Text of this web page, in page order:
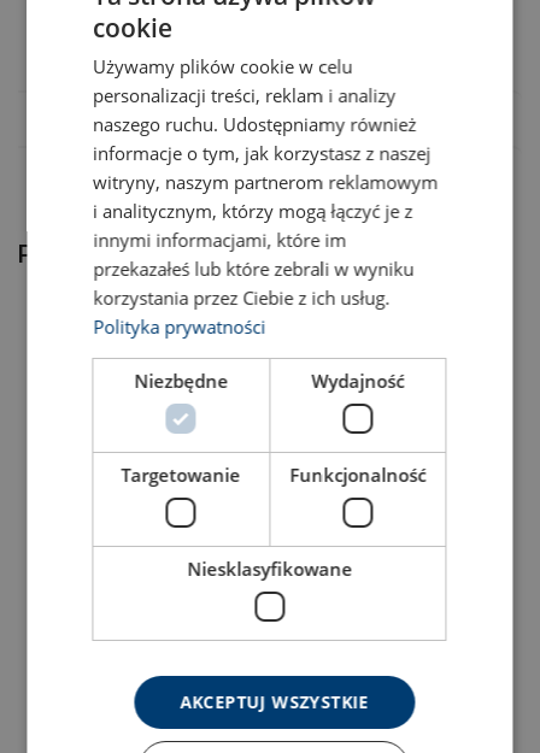
46100037F
Produkty powiązane
Zblocza linowe z szaklami
VAPS 4-22T
ENGLISH TRANSLATION
cookie
Używamy plików cookie w celu
personalizacji treści, reklam i analizy
naszego ruchu. Udostępniamy również
informacje o tym, jak korzystasz z naszej
witryny, naszym partnerom reklamowym
i analitycznym, którzy mogą łączyć je z
innymi informacjami, które im
przekazałeś lub które zebrali w wyniku
korzystania przez Ciebie z ich usług.
Polityka prywatności
Niezbędne Wydajność
Targetowanie Funkcjonalność
Niesklasyfikowane
AKCEPTUJ WSZYSTKIE